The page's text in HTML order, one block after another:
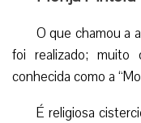
O que chamou a
foi realizado;
conhecida como a
É religiosa